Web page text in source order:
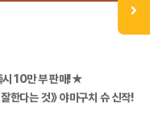
시 10만 부 판매!★
한다는 것》 야마구치 슈 신작!